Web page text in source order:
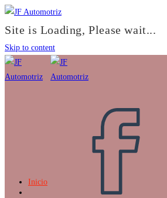
Site is Loading, Please wait...
Skip to content
Inicio